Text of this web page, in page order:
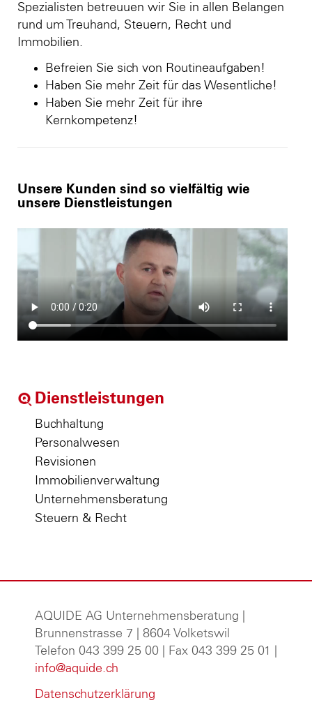
Spezialisten betreuuen wir Sie in allen Belangen
rund um Treuhand, Steuern, Recht und
Immobilien.
Befreien Sie sich von Routineaufgaben!
Haben Sie mehr Zeit für das Wesentliche!
Haben Sie mehr Zeit für ihre
Kernkompetenz!
Unsere Kunden sind so vielfältig wie
unsere Dienstleistungen
Dienstleistungen
Buchhaltung
Personalwesen
Revisionen
Immobilienverwaltung
Unternehmensberatung
Steuern & Recht
AQUIDE AG Unternehmensberatung
Brunnenstrasse 7 | 8604 Volketswil
Telefon 043 399 25 00 | Fax 043 399 25 01 |
info@aquide.ch
Datenschutzerklärung